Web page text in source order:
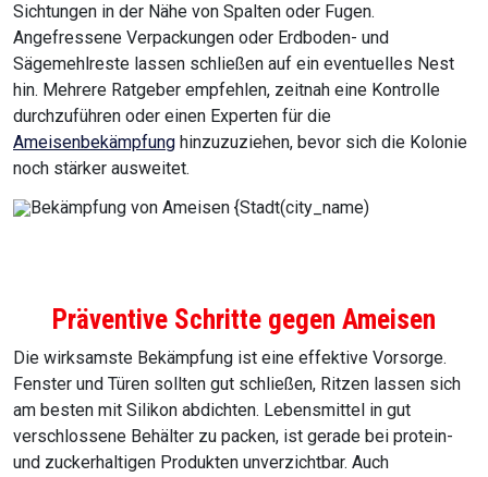
Sichtungen in der Nähe von Spalten oder Fugen.
Angefressene Verpackungen oder Erdboden- und
Sägemehlreste lassen schließen auf ein eventuelles Nest
hin. Mehrere Ratgeber empfehlen, zeitnah eine Kontrolle
durchzuführen oder einen Experten für die
Ameisenbekämpfung hinzuzuziehen, bevor sich die Kolonie
noch stärker ausweitet.
Präventive Schritte gegen Ameisen
Die wirksamste Bekämpfung ist eine effektive Vorsorge.
Fenster und Türen sollten gut schließen, Ritzen lassen sich
am besten mit Silikon abdichten. Lebensmittel in gut
verschlossene Behälter zu packen, ist gerade bei protein-
und zuckerhaltigen Produkten unverzichtbar. Auch